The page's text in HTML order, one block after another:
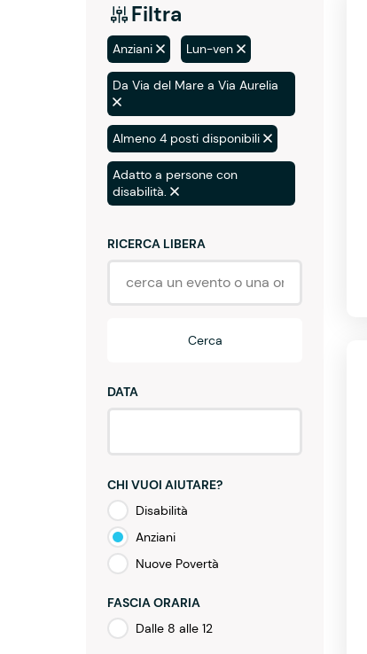
Filtra
Anziani Lun-ven
Da Via del Mare a Via Aurelia
Almeno 4 posti disponibili
Adatto a persone con
disabilità.
RICERCA LIBERA
Cerca
DATA
CHI VUOI AIUTARE?
Disabilità
Anziani
Nuove Povertà
FASCIA ORARIA
Dalle 8 alle 12